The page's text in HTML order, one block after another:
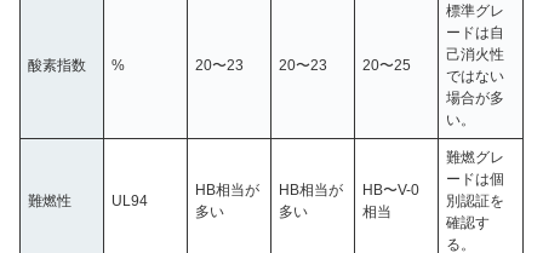
酸素指数 % 20〜23 20〜23 20〜25
標準グレ
ードは自
己消火性
ではない
場合が多
い。
難燃性 UL94
HB相当が
多い
HB相当が
多い
HB〜V-0
相当
難燃グレ
ードは個
別認証を
確認す
る。